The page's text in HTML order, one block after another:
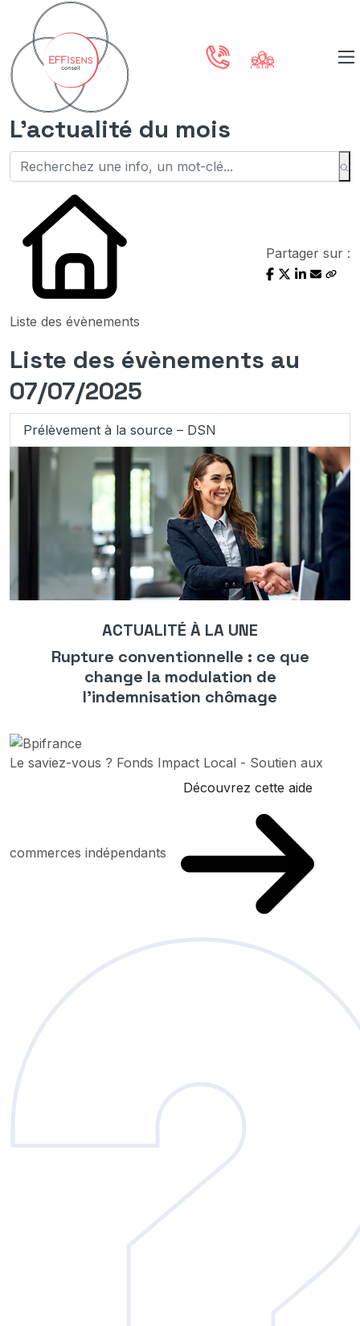
L'actualité du mois
Liste des évènements
Partager sur :
Liste des évènements au
07/07/2025
Prélèvement à la source – DSN
ACTUALITÉ À LA UNE
Rupture conventionnelle : ce que
change la modulation de
l’indemnisation chômage
Le saviez-vous ? Fonds Impact Local - Soutien aux
commerces indépendants
Découvrez cette aide